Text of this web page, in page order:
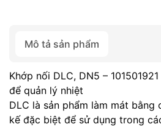
Mô tả sản phẩm
Khớp nối DLC, DN5 –
để quản lý nhiệt
DLC là sản phẩm làm mát
kế đặc biệt để sử dụng trong